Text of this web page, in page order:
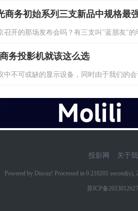
商务初始系列三支新品中规格最
召开的那场发布会吗？有三支叫"蓝朋友"
务投影机就该这么选
中不可或缺的显示设备，同时由于我们的
投影网 关于
Powered by Discuz! Processed in 0.210201
苏ICP备